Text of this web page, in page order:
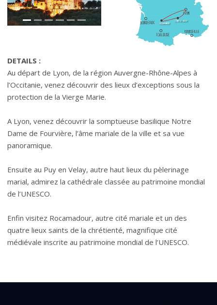
DETAILS :
Au départ de Lyon, de la région Auvergne-Rhône-Alpes à
l’Occitanie, venez découvrir des lieux d’exceptions sous la
protection de la Vierge Marie.
A Lyon, venez découvrir la somptueuse basilique Notre
Dame de Fourvière, l’âme mariale de la ville et sa vue
panoramique.
Ensuite au Puy en Velay, autre haut lieux du pèlerinage
marial, admirez la cathédrale classée au patrimoine mondial
de l’UNESCO.
Enfin visitez Rocamadour, autre cité mariale et un des
quatre lieux saints de la chrétienté, magnifique cité
médiévale inscrite au patrimoine mondial de l’UNESCO.